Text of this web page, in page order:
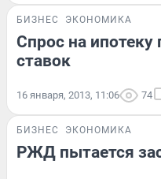
БИЗНЕС ЭКОНОМИКА
Спрос на ипотеку
ставок
16 января, 2013, 11:06 74
БИЗНЕС ЭКОНОМИКА
РЖД пытается